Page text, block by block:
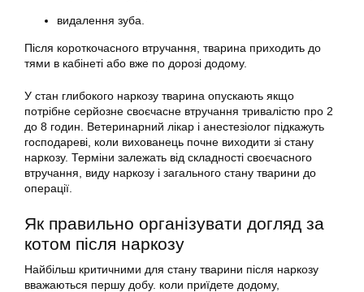
видалення зуба.
Після короткочасного втручання, тварина приходить до
тями в кабінеті або вже по дорозі додому.
У стан глибокого наркозу тварина опускають якщо
потрібне серйозне своєчасне втручання тривалістю про 2
до 8 годин. Ветеринарний лікар і анестезіолог підкажуть
господареві, коли вихованець почне виходити зі стану
наркозу. Терміни залежать від складності своєчасного
втручання, виду наркозу і загального стану тварини до
операції.
Як правильно організувати догляд за
котом після наркозу
Найбільш критичними для стану тварини після наркозу
вважаються першу добу. коли приїдете додому,